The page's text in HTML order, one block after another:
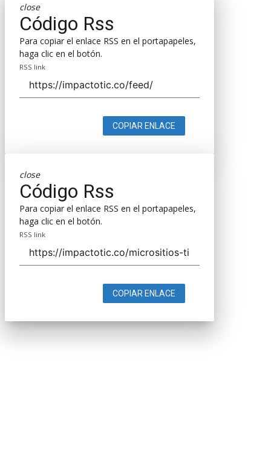
close
Código Rss
Para copiar el enlace RSS en el portapapeles,
haga clic en el botón.
RSS link
COPIAR ENLACE
close
Código Rss
Para copiar el enlace RSS en el portapapeles,
haga clic en el botón.
RSS link
COPIAR ENLACE